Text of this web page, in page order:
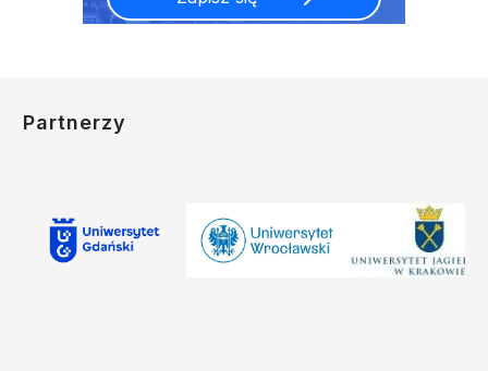
Partnerzy